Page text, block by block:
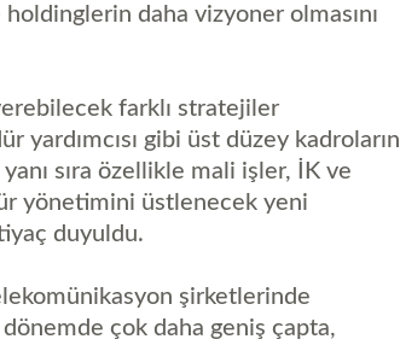
holdinglerin daha vizyoner olmasını
farklı stratejiler
gibi üst düzey kadroların
sıra özellikle mali işler, İK ve
yönetimini üstlenecek yeni
duyuldu.
şirketlerinde
çok daha geniş çapta,